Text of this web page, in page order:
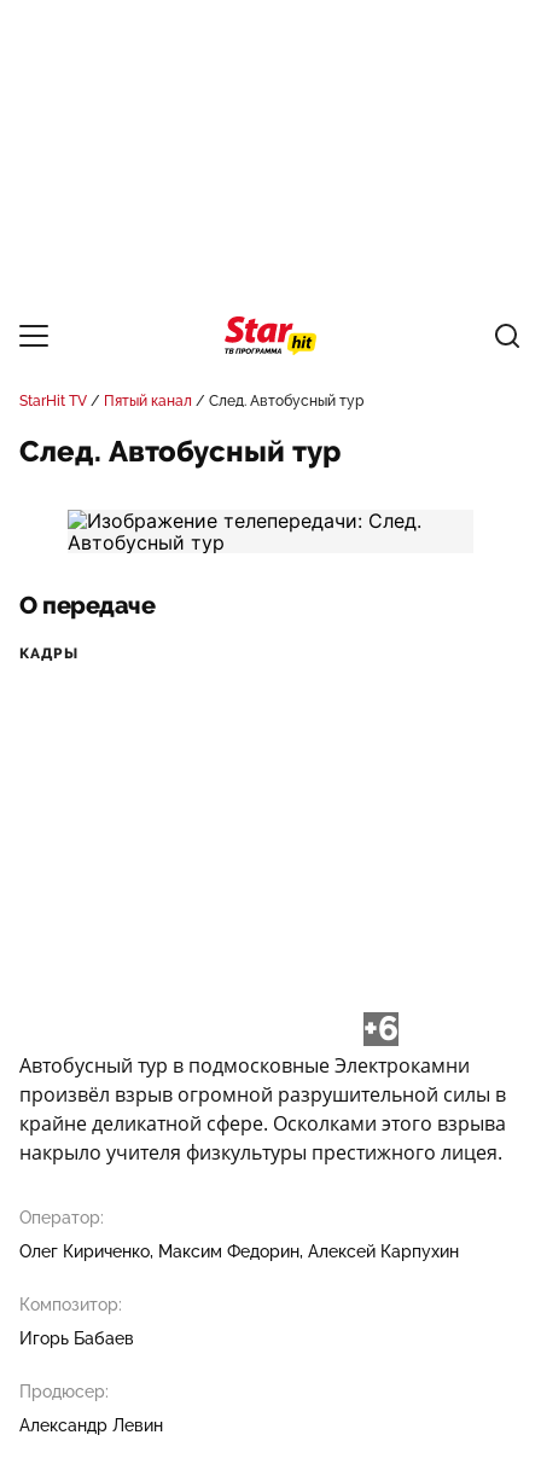
StarHit TV Пятый канал След. Автобусный тур
След. Автобусный тур
О передаче
КАДРЫ
+6
Автобусный тур в подмосковные Электрокамни
произвёл взрыв огромной разрушительной силы в
крайне деликатной сфере. Осколками этого взрыва
накрыло учителя физкультуры престижного лицея.
Оператор:
Олег Кириченко Максим Федорин Алексей Карпухин
Композитор:
Игорь Бабаев
Продюсер:
Александр Левин